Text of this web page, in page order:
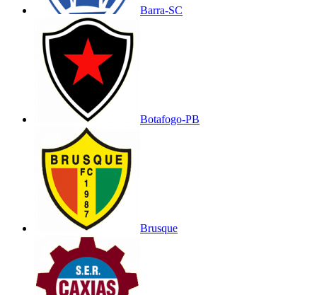
Barra-SC
Botafogo-PB
Brusque